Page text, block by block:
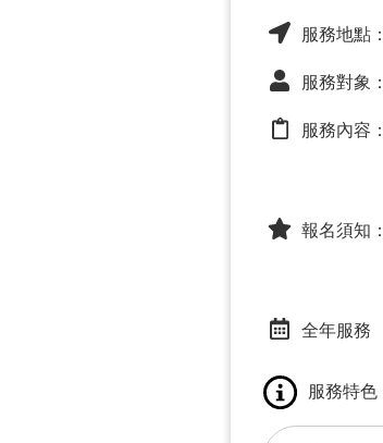
服務地點
服務對象
服務內容：
報名須知：
全年服務
服務特色